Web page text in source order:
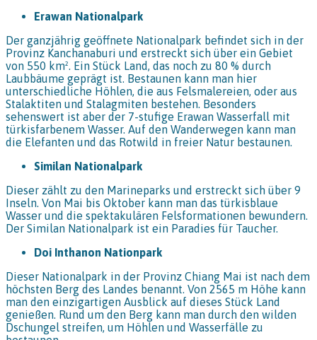
Erawan Nationalpark
Der ganzjährig geöffnete Nationalpark befindet sich in der
Provinz Kanchanaburi und erstreckt sich über ein Gebiet
von 550 km². Ein Stück Land, das noch zu 80 % durch
Laubbäume geprägt ist. Bestaunen kann man hier
unterschiedliche Höhlen, die aus Felsmalereien, oder aus
Stalaktiten und Stalagmiten bestehen. Besonders
sehenswert ist aber der 7-stufige Erawan Wasserfall mit
türkisfarbenem Wasser. Auf den Wanderwegen kann man
die Elefanten und das Rotwild in freier Natur bestaunen.
Similan Nationalpark
Dieser zählt zu den Marineparks und erstreckt sich über 9
Inseln. Von Mai bis Oktober kann man das türkisblaue
Wasser und die spektakulären Felsformationen bewundern.
Der Similan Nationalpark ist ein Paradies für Taucher.
Doi Inthanon Nationpark
Dieser Nationalpark in der Provinz Chiang Mai ist nach dem
höchsten Berg des Landes benannt. Von 2565 m Höhe kann
man den einzigartigen Ausblick auf dieses Stück Land
genießen. Rund um den Berg kann man durch den wilden
Dschungel streifen, um Höhlen und Wasserfälle zu